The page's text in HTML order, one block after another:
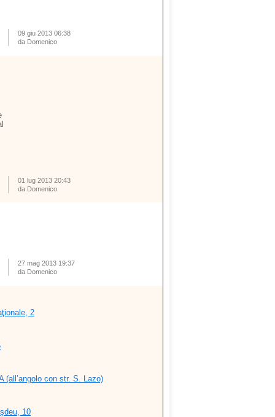
09 giu 2013 06:38
da Domenico
01 lug 2013 20:43
da Domenico
27 mag 2013 19:37
da Domenico
2
(all’angolo con str. S. Lazo)
10